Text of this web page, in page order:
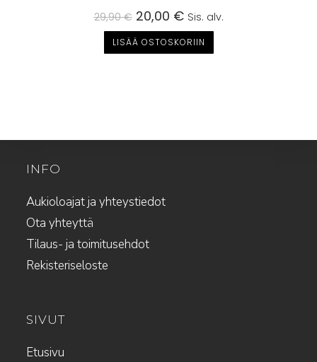
29,90€ Alkuperäinen
hinta
oli:
29,90 €.
20,00 €Nykyinen
hinta
on:
20,00 €.
Sis. alv.
LISÄÄ OSTOSKORIIN
INFO
Aukioloajat ja yhteystiedot
Ota yhteyttä
Tilaus- ja toimitusehdot
Rekisteriseloste
SIVUT
Etusivu